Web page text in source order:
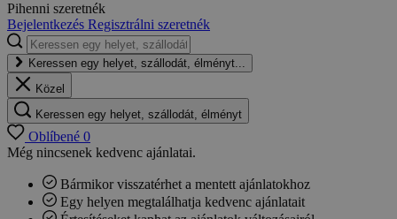
Pihenni szeretnék
Bejelentkezés Regisztrálni szeretnék
Keressen egy helyet, szállodát, élményt...
Közel
Keressen egy helyet, szállodát, élményt
Oblíbené 0
Még nincsenek kedvenc ajánlatai.
Bármikor visszatérhet a mentett ajánlatokhoz
Egy helyen megtalálhatja kedvenc ajánlatait